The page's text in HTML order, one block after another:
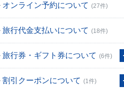
オンライン予約について (27件)
旅行代金支払いについて (18件)
旅行券・ギフト券について (6件)
割引クーポンについて (1件)